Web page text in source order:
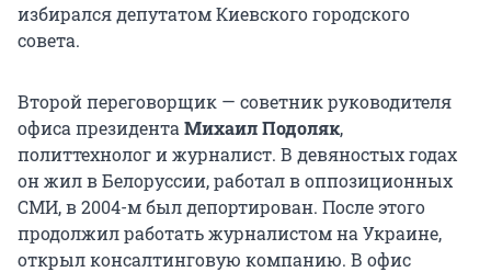
избирался депутатом Киевского городского
совета.
Второй переговорщик — советник руководителя
офиса президента Михаил Подоляк,
политтехнолог и журналист. В девяностых годах
он жил в Белоруссии, работал в оппозиционных
СМИ, в 2004-м был депортирован. После этого
продолжил работать журналистом на Украине,
открыл консалтинговую компанию. В офис